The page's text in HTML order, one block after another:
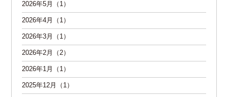
2026年5月（1）
2026年4月（1）
2026年3月（1）
2026年2月（2）
2026年1月（1）
2025年12月（1）